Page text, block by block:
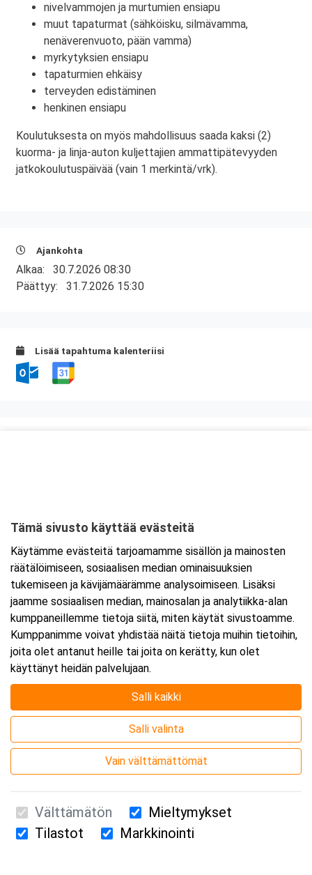
nivelvammojen ja murtumien ensiapu
muut tapaturmat (sähköisku, silmävamma,
nenäverenvuoto, pään vamma)
myrkytyksien ensiapu
tapaturmien ehkäisy
terveyden edistäminen
henkinen ensiapu
Koulutuksesta on myös mahdollisuus saada kaksi (2)
kuorma- ja linja-auton kuljettajien ammattipätevyyden
jatkokoulutuspäivää (vain 1 merkintä/vrk).
Ajankohta
Alkaa: 30.7.2026 08:30
Päättyy: 31.7.2026 15:30
Lisää tapahtuma kalenteriisi
Tarkempi kartta ja ajo-ohjeet
Suomen Ensiapukoulutus Oy / Valimotie 21 / 00380 Helsinki
Tämä sivusto käyttää evästeitä
Käytämme evästeitä tarjoamamme sisällön ja mainosten
räätälöimiseen, sosiaalisen median ominaisuuksien
tukemiseen ja kävijämäärämme analysoimiseen. Lisäksi
jaamme sosiaalisen median, mainosalan ja analytiikka-alan
kumppaneillemme tietoja siitä, miten käytät sivustoamme.
Kumppanimme voivat yhdistää näitä tietoja muihin tietoihin,
joita olet antanut heille tai joita on kerätty, kun olet
käyttänyt heidän palvelujaan.
Salli kaikki
Salli valinta
Vain välttämättömät
Välttämätön
Mieltymykset
Tilastot
Markkinointi